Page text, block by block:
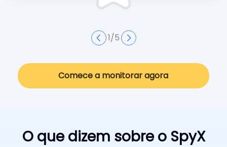
1/5
Comece a monitorar agora
O que dizem sobre o SpyX